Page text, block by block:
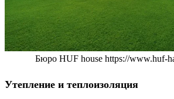
Бюро HUF house https://www.huf-
Утепление и теплоизоляция